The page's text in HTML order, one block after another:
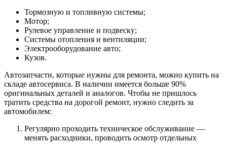
Тормозную и топливную системы;
Мотор;
Рулевое управление и подвеску;
Системы отопления и вентиляции;
Электрооборудование авто;
Кузов.
Автозапчасти, которые нужны для ремонта, можно купить на
складе автосервиса. В наличии имеется больше 90%
оригинальных деталей и аналогов. Чтобы не пришлось
тратить средства на дорогой ремонт, нужно следить за
автомобилем:
Регулярно проходить техническое обслуживание —
менять расходники, проводить осмотр отдельных